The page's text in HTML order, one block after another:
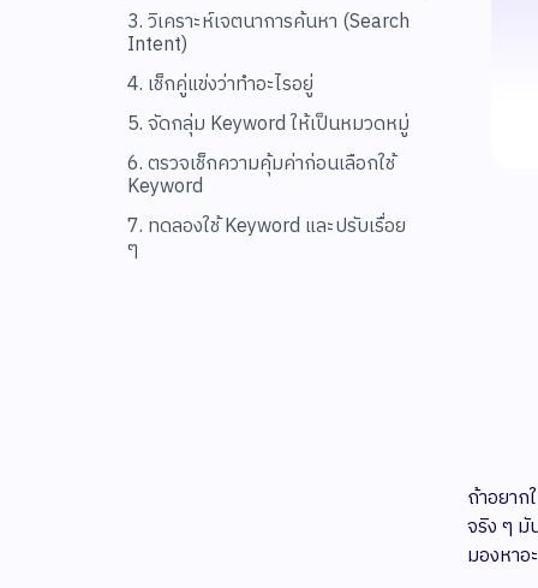
3. วิเคราะห์เจตนาการค้นหา (Search
Intent)
4. เช็กคู่แข่งว่าทำอะไรอยู่
5. จัดกลุ่ม Keyword ให้เป็นหมวดหมู่
6. ตรวจเช็กความคุ้มค่าก่อนเลือกใช้
Keyword
7. ทดลองใช้ Keyword และปรับเรื่อย
ๆ
ถ้าอยาก
จริง ๆ มั
มองหาอ